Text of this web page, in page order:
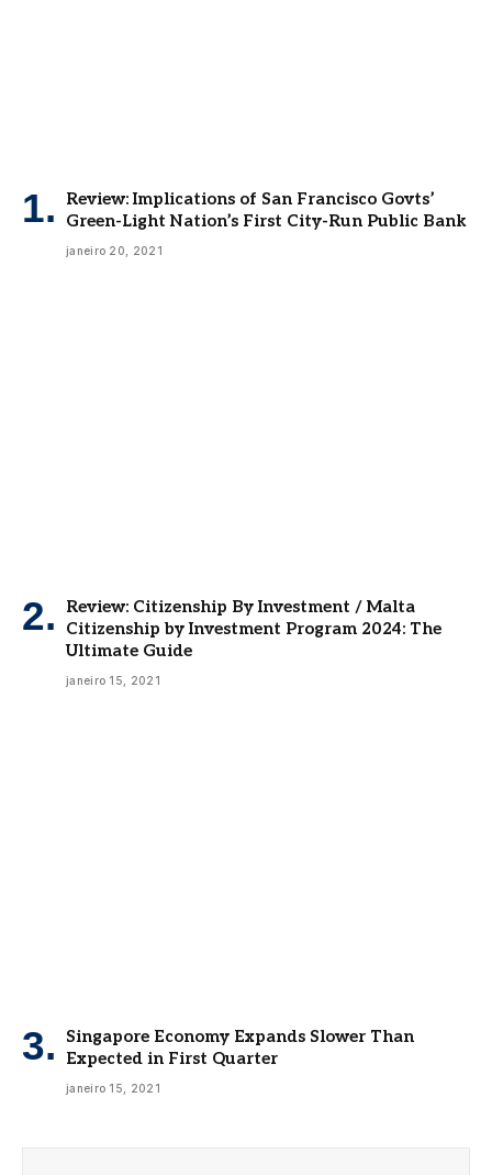
Review: Implications of San Francisco Govts’
Green-Light Nation’s First City-Run Public Bank
janeiro 20, 2021
Review: Citizenship By Investment / Malta
Citizenship by Investment Program 2024: The
Ultimate Guide
janeiro 15, 2021
Singapore Economy Expands Slower Than
Expected in First Quarter
janeiro 15, 2021